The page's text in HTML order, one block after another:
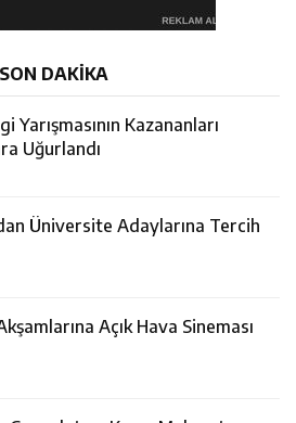
SON DAKİKA
Yarışmasının Kazananları
Uğurlandı
Üniversite Adaylarına Tercih
Açık Hava Sineması